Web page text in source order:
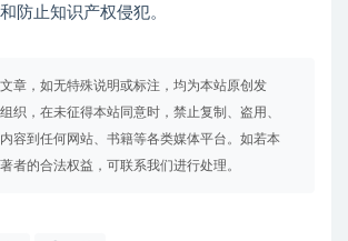
防止知识产权侵犯。
章，如无特殊说明或标注，均为本站原创发
织，在未征得本站同意时，禁止复制、盗用、
容到任何网站、书籍等各类媒体平台。如若本
者的合法权益，可联系我们进行处理。